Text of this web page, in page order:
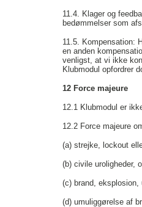
11.4. Klager og
bedømmelser som
11.5. Kompensation:
en anden
venligst, at vi ikke
Klubmodul opfordrer
12 Force majeure
12.1 Klubmodul er
12.2 Force majeure
(a) strejke, lockout
(b) civile uroligheder,
(c) brand,
(d) umuliggørelse af